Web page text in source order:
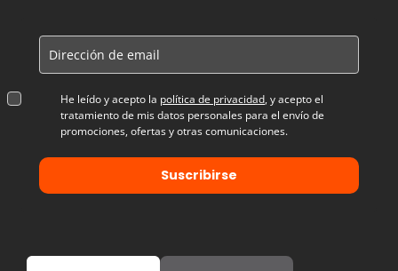
He leído y acepto la política de privacidad, y acepto el
tratamiento de mis datos personales para el envío de
promociones, ofertas y otras comunicaciones.
Suscribirse